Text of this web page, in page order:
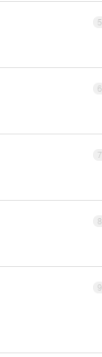
5
6
7
8
9